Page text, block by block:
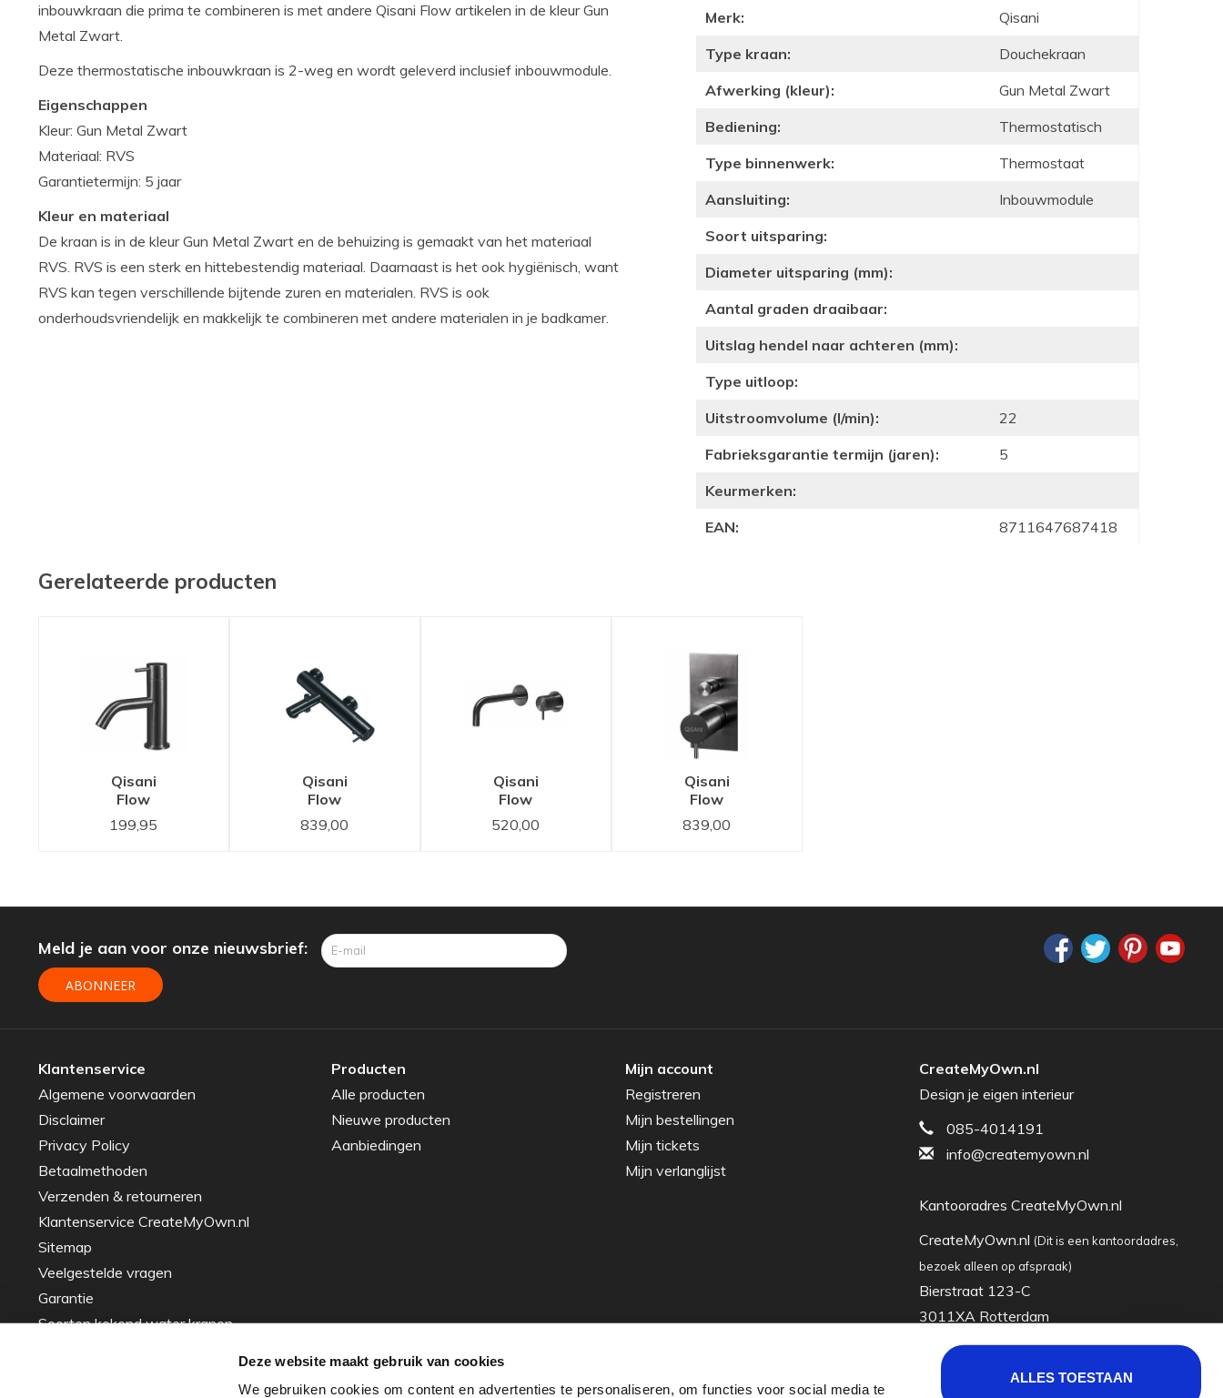
Deze website maakt gebruik van cookies
We gebruiken cookies om content en advertenties te personaliseren, om functies voor social media te
ALLES TOESTAAN
inbouwkraan die prima te combineren is met andere Qisani Flow artikelen in de kleur Gun
Metal Zwart.
Deze thermostatische inbouwkraan is 2-weg en wordt geleverd inclusief inbouwmodule.
Eigenschappen
Kleur: Gun Metal Zwart
Materiaal: RVS
Garantietermijn: 5 jaar
Kleur en materiaal
De kraan is in de kleur Gun Metal Zwart en de behuizing is gemaakt van het materiaal
RVS. RVS is een sterk en hittebestendig materiaal. Daarnaast is het ook hygiënisch, want
RVS kan tegen verschillende bijtende zuren en materialen. RVS is ook
onderhoudsvriendelijk en makkelijk te combineren met andere materialen in je badkamer.
Merk:
Qisani
Type kraan:
Douchekraan
Afwerking (kleur):
Gun Metal Zwart
Bediening:
Thermostatisch
Type binnenwerk:
Thermostaat
Aansluiting:
Inbouwmodule
Soort uitsparing:
Diameter uitsparing (mm):
Aantal graden draaibaar:
Uitslag hendel naar achteren (mm):
Type uitloop:
Uitstroomvolume (l/min):
22
Fabrieksgarantie termijn (jaren):
5
Keurmerken:
EAN:
8711647687418
Gerelateerde producten
Qisani
Flow
Fonteinkraan
Gun Metal
199,95
Qisani
Flow
badthermostaat
Gun Metal
839,00
Qisani
Flow
wastafelkraan
inbouw 15
520,00
Qisani
Flow
thermostatische
inbouwkraan
Zwart
839,00
Meld je aan voor onze nieuwsbrief:
ABONNEER
Klantenservice
Algemene voorwaarden
Disclaimer
Privacy Policy
Betaalmethoden
Verzenden & retourneren
Klantenservice CreateMyOwn.nl
Sitemap
Veelgestelde vragen
Garantie
Soorten kokend water kranen
Producten
Alle producten
Nieuwe producten
Aanbiedingen
Mijn account
Registreren
Mijn bestellingen
Mijn tickets
Mijn verlanglijst
CreateMyOwn.nl
Design je eigen interieur
085-4014191
info@createmyown.nl
Kantooradres CreateMyOwn.nl
CreateMyOwn.nl (Dit is een kantoordadres,
bezoek alleen op afspraak)
Bierstraat 123-C
3011XA Rotterdam
Nederland
KVK: 63035928